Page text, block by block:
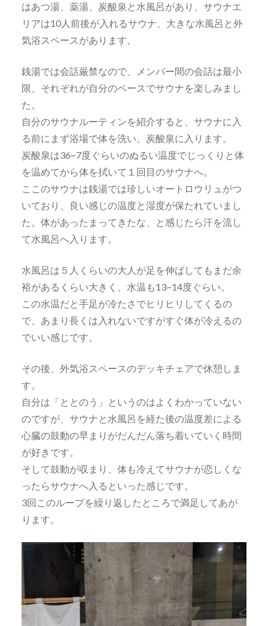
はあつ湯、薬湯、炭酸泉と水風呂があり、サウナエ
リアは10人前後が入れるサウナ、大きな水風呂と外
気浴スペースがあります。
銭湯では会話厳禁なので、メンバー間の会話は最小
限、それぞれが自分のペースでサウナを楽しみまし
た。
自分のサウナルーティンを紹介すると、サウナに入
る前にまず浴場で体を洗い、炭酸泉に入ります。
炭酸泉は36~7度ぐらいのぬるい温度でじっくりと体
を温めてから体を拭いて１回目のサウナへ。
ここのサウナは銭湯では珍しいオートロウリュがつ
いており、良い感じの温度と湿度が保たれていまし
た。体があったまってきたな、と感じたら汗を流し
て水風呂へ入ります。
水風呂は５人くらいの大人が足を伸ばしてもまだ余
裕があるくらい大きく、水温も13~14度ぐらい。
この水温だと手足が冷たさでヒリヒリしてくるの
で、あまり長くは入れないですがすぐ体が冷えるの
でいい感じです。
その後、外気浴スペースのデッキチェアで休憩しま
す。
自分は「ととのう」というのはよくわかっていない
のですが、サウナと水風呂を経た後の温度差による
心臓の鼓動の早まりがだんだん落ち着いていく時間
が好きです。
そして鼓動が収まり、体も冷えてサウナが恋しくな
ったらサウナへ入るといった感じです。
3回このループを繰り返したところで満足してあが
ります。